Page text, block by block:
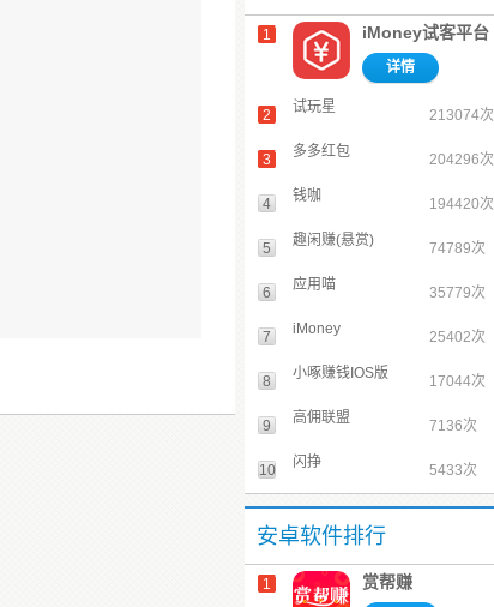
1 iMoney试客平台
详情
2 试玩星 213074次
3 多多红包 204296次
4 钱咖 194420次
5 趣闲赚(悬赏) 74789次
6 应用喵 35779次
7 iMoney 25402次
8 小啄赚钱IOS版 17044次
9 高佣联盟 7136次
10 闪挣 5433次
安卓软件排行
1 赏帮赚